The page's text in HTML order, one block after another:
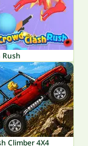
Rush
Climber 4X4